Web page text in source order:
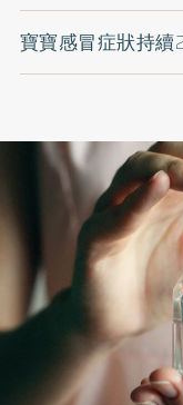
寶寶感冒症狀持